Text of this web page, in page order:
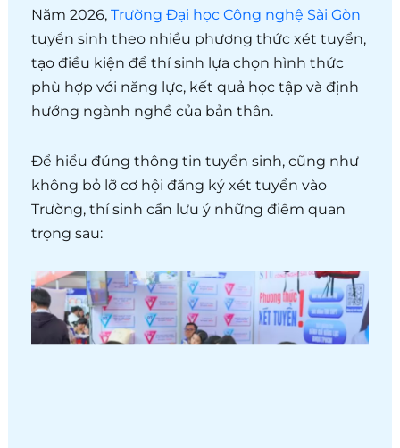
Năm 2026,Trường Đại học Công nghệ Sài Gòn
tuyển sinh theo nhiều phương thức xét tuyển,
tạo điều kiện để thí sinh lựa chọn hình thức
phù hợp với năng lực, kết quả học tập và định
hướng ngành nghề của bản thân.
Để hiểu đúng thông tin tuyển sinh, cũng như
không bỏ lỡ cơ hội đăng ký xét tuyển vào
Trường, thí sinh cần lưu ý những điểm quan
trọng sau: